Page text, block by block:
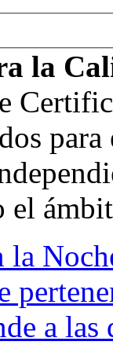
la
el
a